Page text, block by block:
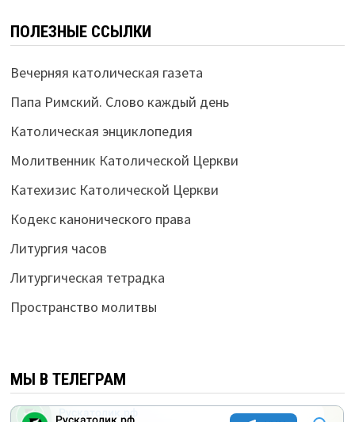
ПОЛЕЗНЫЕ ССЫЛКИ
Вечерняя католическая газета
Папа Римский. Слово каждый день
Католическая энциклопедия
Молитвенник Католической Церкви
Катехизис Католической Церкви
Кодекс канонического права
Литургия часов
Литургическая тетрадка
Пространство молитвы
МЫ В ТЕЛЕГРАМ